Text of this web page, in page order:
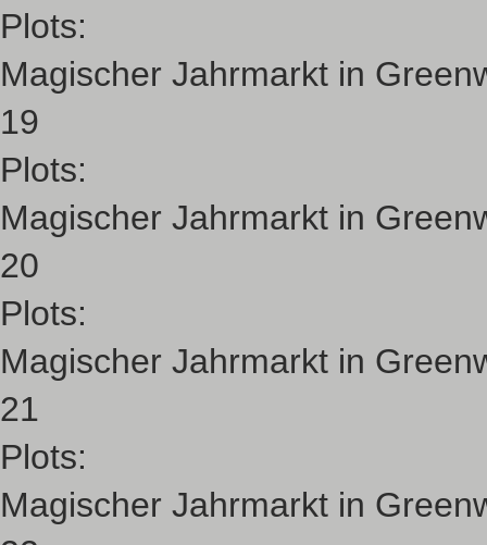
Plots:
Magischer Jahrmarkt in
19
Plots:
Magischer Jahrmarkt in
20
Plots:
Magischer Jahrmarkt in
21
Plots:
Magischer Jahrmarkt in